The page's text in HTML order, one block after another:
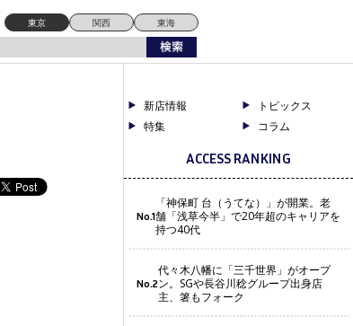
東京 関西 東海
新店情報
トピックス
特集
コラム
ACCESS RANKING
No.1
「神保町 台（うてな）」が開業。老
舗「浅草今半」で20年超のキャリアを
持つ40代
No.2
代々木八幡に「三千世界」がオープ
ン。SGや長谷川稔グループ出身店
主、箸もフォーク